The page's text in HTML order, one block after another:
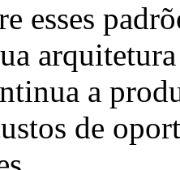
esses
a
de